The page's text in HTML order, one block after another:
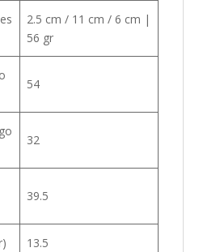
2.5 cm / 11 cm / 6 cm |
56 gr
54
32
39.5
13.5